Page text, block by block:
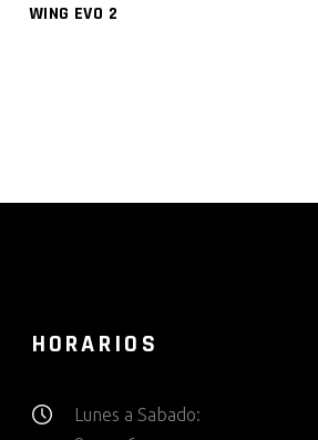
WING EVO 2
HORARIOS
Lunes a Sabado: